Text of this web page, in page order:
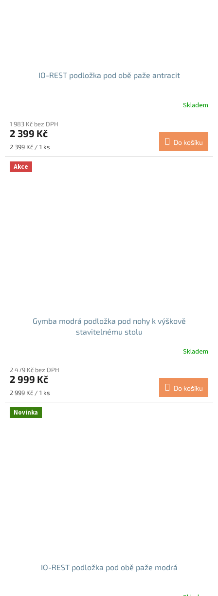
IO-REST podložka pod obě paže antracit
Skladem
1 983 Kč bez DPH
2 399 Kč
Měrná
cena:
2 399 Kč / 1 ks
Do košíku
Akce
Gymba modrá podložka pod nohy k výškově
stavitelnému stolu
Skladem
2 479 Kč bez DPH
2 999 Kč
Měrná
cena:
2 999 Kč / 1 ks
Do košíku
Novinka
IO-REST podložka pod obě paže modrá